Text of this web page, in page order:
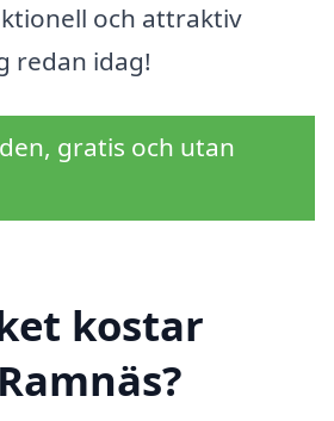
och attraktiv
redan idag!
gratis och utan
kostar